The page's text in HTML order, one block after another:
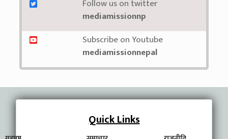
Follow us on twitter
mediamissionnp
Subscribe on Youtube
mediamissionnepal
Quick Links